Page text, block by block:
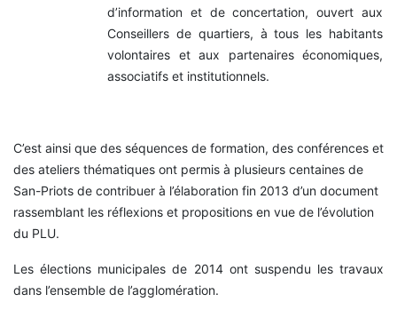
d’information et de concertation, ouvert aux
Conseillers de quartiers, à tous les habitants
volontaires et aux partenaires économiques,
associatifs et institutionnels.
C’est ainsi que des séquences de formation, des conférences et
des ateliers thématiques ont permis à plusieurs centaines de
San-Priots de contribuer à l’élaboration fin 2013 d’un document
rassemblant les réflexions et propositions en vue de l’évolution
du PLU.
Les élections municipales de 2014 ont suspendu les travaux
dans l’ensemble de l’agglomération.